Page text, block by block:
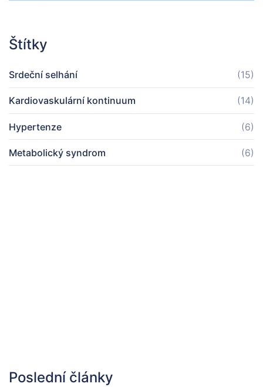
Štítky
Srdeční selhání (15)
Kardiovaskulární kontinuum (14)
Hypertenze (6)
Metabolický syndrom (6)
Poslední články